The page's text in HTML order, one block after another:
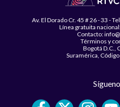
Av. El Dorado Cr. 45 # 26 - 33 -
Línea gratuita
Contacto:
Términos y
Bogotá D.C.,
Suramérica,